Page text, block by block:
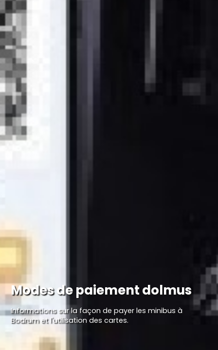
Modes de paiement dolmus
Informations sur la façon de payer les minibus à
Bodrum et l'utilisation des cartes.